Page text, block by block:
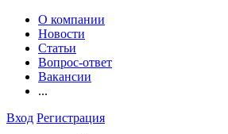
О компании
Новости
Статьи
Вопрос-ответ
Вакансии
...
Вход Регистрация